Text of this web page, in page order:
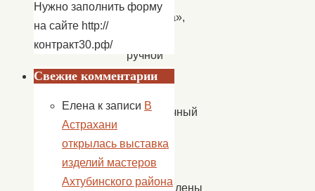
«Горлица»,
ручной
работы
выставочный
где
были
представлены
Нужно заполнить форму
на сайте http://
контракт30.рф/
Свежие комментарии
Елена к записи В
Астрахани
открылась выставка
изделий мастеров
Ахтубинского района